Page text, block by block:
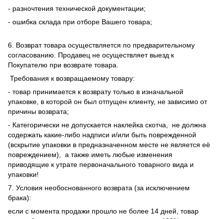
- разночтения технической документации;
- ошибка склада при отборе Вашего товара;
6. Возврат товара осуществляется по предварительному
согласованию. Продавец не осуществляет выезд к
Покупателю при возврате товара.
Требования к возвращаемому товару:
- товар принимается к возврату только в изначальной
упаковке, в которой он был отпущен клиенту, не зависимо от
причины возврата;
- Категорически не допускается наклейка скотча, не должна
содержать какие-либо надписи и/или быть поврежденной
(вскрытие упаковки в предназначенном месте не является её
повреждением), а также иметь любые изменения
приводящие к утрате первоначального товарного вида и
упаковки!
7. Условия необоснованного возврата (за исключением
брака):
если с момента продажи прошло не более 14 дней, товар